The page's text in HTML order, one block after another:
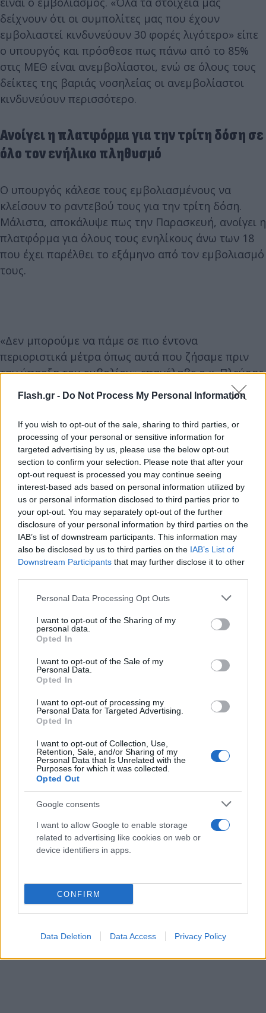
Flash.gr - Do Not Process My Personal Information
If you wish to opt-out of the sale, sharing to third parties, or
processing of your personal or sensitive information for
targeted advertising by us, please use the below opt-out
section to confirm your selection. Please note that after your
opt-out request is processed you may continue seeing
interest-based ads based on personal information utilized by
us or personal information disclosed to third parties prior to
your opt-out. You may separately opt-out of the further
disclosure of your personal information by third parties on the
IAB’s list of downstream participants. This information may
also be disclosed by us to third parties on the IAB’s List of
Downstream Participants that may further disclose it to other
Please note that this website/app uses one or more Google
not limited to your visit or usage behaviour. You may click to
grant or deny consent to Google and its third-party tags to
use your data for below specified purposes in below Google
consent section.
Personal Data Processing Opt Outs
I want to opt-out of the Sharing of my
personal data.
Opted In
I want to opt-out of the Sale of my
Personal Data.
Opted In
I want to opt-out of processing my
Personal Data for Targeted Advertising.
Opted In
I want to opt-out of Collection, Use,
Retention, Sale, and/or Sharing of my
Personal Data that Is Unrelated with the
Purposes for which it was collected.
Opted Out
Google consents
I want to allow Google to enable storage
related to advertising like cookies on web or
device identifiers in apps.
CONFIRM
Data Deletion Data Access Privacy Policy
δείχνουν ότι οι συμπολίτες μας που έχουν
εμβολιαστεί κινδυνεύουν 30 φορές λιγότερο» είπε
ο υπουργός και πρόσθεσε πως πάνω από το 85%
στις ΜΕΘ είναι ανεμβολίαστοι, ενώ σε όλους τους
δείκτες της βαριάς νοσηλείας οι ανεμβολίαστοι
κινδυνεύουν περισσότερο.
Ανοίγει η πλατφόρμα για την τρίτη δόση σε
όλο τον ενήλικο πληθυσμό
Ο υπουργός κάλεσε τους εμβολιασμένους να
κλείσουν το ραντεβού τους για την τρίτη δόση.
Μάλιστα, αποκάλυψε πως την Παρασκευή, ανοίγει η
πλατφόρμα για όλους τους ενηλίκους άνω των 18
που έχει παρέλθει το εξάμηνο από τον εμβολιασμό
τους.
«Δεν μπορούμε να πάμε σε πιο έντονα
περιοριστικά μέτρα όπως αυτά που ζήσαμε πριν
την ύπαρξη του εμβολίου» επανέλαβε ο κ. Πλεύρης
και τόνισε: «Θα επεκτείνουμε την καμπάνια για τον
εμβολιασμό με συνεχείς ενημερώσεις από τα ΜΜΕ,
αλλά και με σποτ που θα υπάρξουν και θα
αναφέρονται σε επιστημονικά στοιχεία». Το
τελευταίο διάστημα υπήρχαν πληροφορίες πως η
κυβέρνηση ετοιμάζει καμπάνια με SMS προς τους
ανεμβολίαστους που διαθέτουν άυλη
συνταγογράφηση.
«Θα πρέπει να υπάρξει και μια προσαρμογή στα
νέα δεδομένα με περιορισμούς που θα αφορούν
τους συμπολίτες μας που επιλέγουν να μην
εμβολιαστούν γιατί αυτοί κινδυνεύουν
περισσότερο» σημείωσε.
Τι προβλέπουν τα νέα μέτρα που εφαρμόζονται
από το Σάββατο
εφαρμοστούν επιπλέον τα παρακάτω μέτρα
προσαρμογής:
Υποχρέωση για δυο τεστ (rapid ή μοριακό)
σε όλους τους ανεμβολίαστους για την
προσέλευση στη δουλειά,
περιλαμβανομένων και των κληρικών στις
Η πρόσβαση σε δημόσιες υπηρεσίες,
τράπεζες, σε όλους τους μεικτούς χώρους,
δραστηριότητες που δεν θεωρούνται
αναγκαίες θα γίνεται υποχρεωτικά με PCR
μοριακό τεστ.